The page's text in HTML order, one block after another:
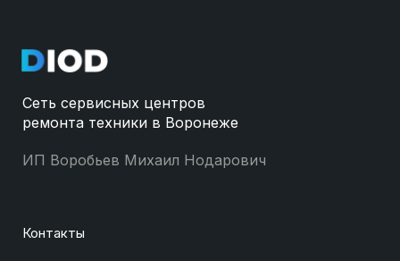
Сеть сервисных центров
ремонта техники в Воронеже
ИП Воробьев Михаил Нодарович
Контакты